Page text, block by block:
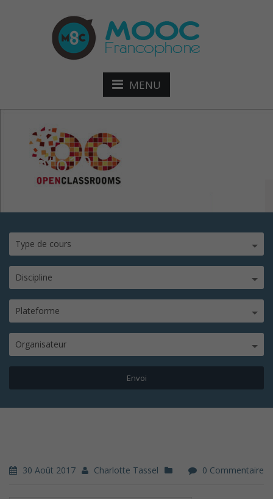
MENU
photo19
Type de cours
Discipline
Plateforme
Organisateur
30 Août 2017 Charlotte Tassel 0 Commentaire